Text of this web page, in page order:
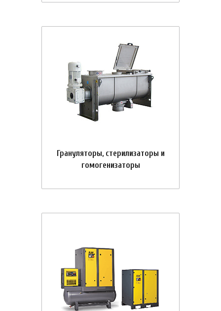
Грануляторы, стерилизаторы и
гомогенизаторы